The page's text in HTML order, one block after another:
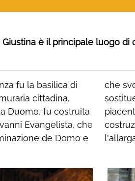
è il principale luogo
fu la basilica di
cittadina,
Duomo, fu costruita
Evangelista, che
de Domo e
e, talvolta,
diversi vescovi
a seguito della
1544 per permettere